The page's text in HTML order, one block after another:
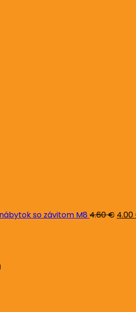
so závitom M84.60€ 4.60
4.00